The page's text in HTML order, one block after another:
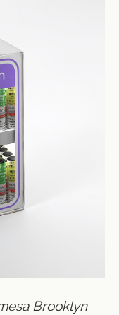
Brooklyn